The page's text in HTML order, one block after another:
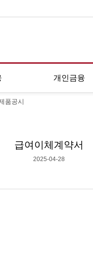
개인금융
품공시
급여이체계약서
2025-04-28